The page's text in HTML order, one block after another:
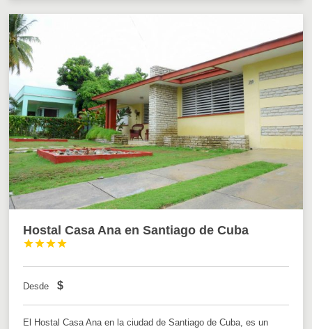
Hostal Casa Ana en Santiago de Cuba




Desde $
El Hostal Casa Ana en la ciudad de Santiago de Cuba, es un